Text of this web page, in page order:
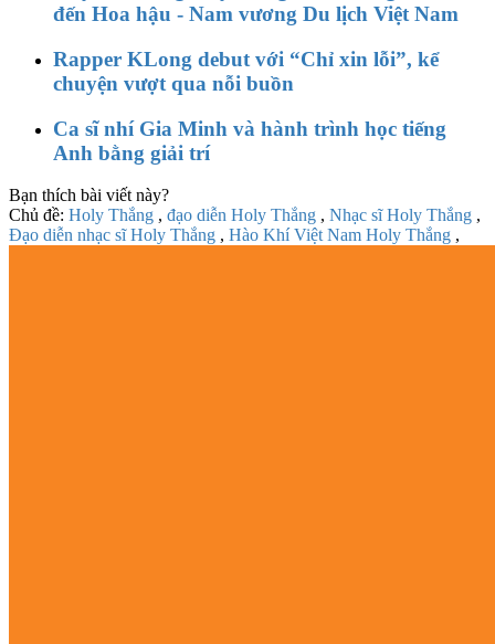
đến Hoa hậu - Nam vương Du lịch Việt Nam
Rapper KLong debut với “Chỉ xin lỗi”, kể
chuyện vượt qua nỗi buồn
Ca sĩ nhí Gia Minh và hành trình học tiếng
Anh bằng giải trí
Bạn thích bài viết này?
Chủ đề: Holy Thắng , đạo diễn Holy Thắng , Nhạc sĩ Holy Thắng ,
Đạo diễn nhạc sĩ Holy Thắng , Hào Khí Việt Nam Holy Thắng ,